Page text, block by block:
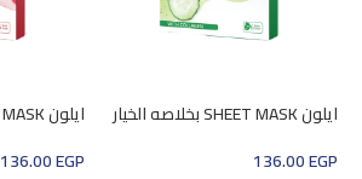
ايلون SHEET MASK بخلاصه الخيار
136.00EGP
ايلون SHEET MASK بخلاصه الرمان
136.00EGP